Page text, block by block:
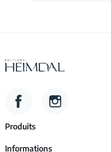
Produits
Informations